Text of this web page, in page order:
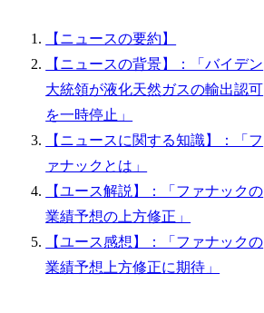
【ニュースの要約】
【ニュースの背景】：「バイデン
大統領が液化天然ガスの輸出認可
を一時停止」
【ニュースに関する知識】：「フ
ァナックとは」
【ユース解説】：「ファナックの
業績予想の上方修正」
【ユース感想】：「ファナックの
業績予想上方修正に期待」